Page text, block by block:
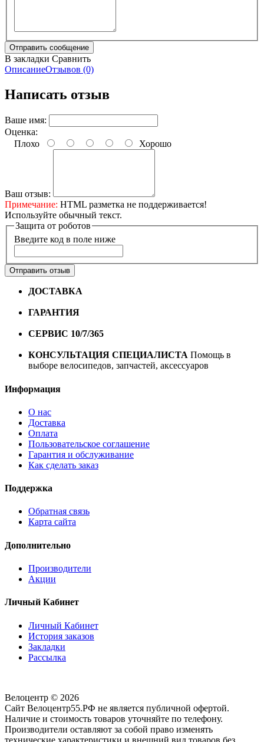
В закладки Сравнить
ОписаниеОтзывов (0)
Написать отзыв
Ваше имя:
Оценка:
Плохо
Хорошо
Ваш отзыв:
Примечание: HTML разметка не поддерживается!
Используйте обычный текст.
Защита от роботов
Введите код в поле ниже
Отправить отзыв
ДОСТАВКА
ГАРАНТИЯ
СЕРВИС 10/7/365
КОНСУЛЬТАЦИЯ СПЕЦИАЛИСТА Помощь в
выборе велосипедов, запчастей, аксессуаров
Информация
О нас
Доставка
Оплата
Пользовательское соглашение
Гарантия и обслуживание
Как сделать заказ
Поддержка
Обратная связь
Карта сайта
Дополнительно
Производители
Акции
Личный Кабинет
Личный Кабинет
История заказов
Закладки
Рассылка
Велоцентр © 2026
Сайт Велоцентр55.РФ не является публичной офертой.
Наличие и стоимость товаров уточняйте по телефону.
Производители оставляют за собой право изменять
технические характеристики и внешний вид товаров без